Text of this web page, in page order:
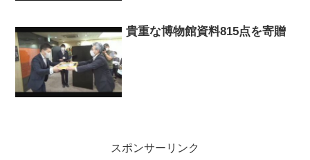
貴重な博物館資料815点を寄贈
スポンサーリンク